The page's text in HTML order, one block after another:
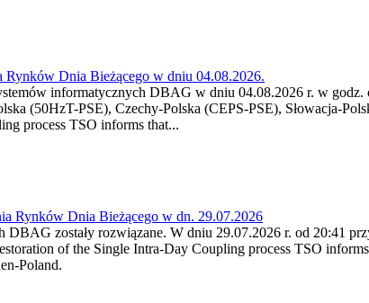
Rynków Dnia Bieżącego w dniu 04.08.2026.
informatycznych DBAG w dniu 04.08.2026 r. w
(50HzT-PSE), Czechy-Polska (CEPS-PSE), Słowacja-
process TSO informs that...
Rynków Dnia Bieżącego w dn. 29.07.2026
zostały rozwiązane. W dniu 29.07.2026 r. od 20:41
of the Single Intra-Day Coupling process TSO
Poland.